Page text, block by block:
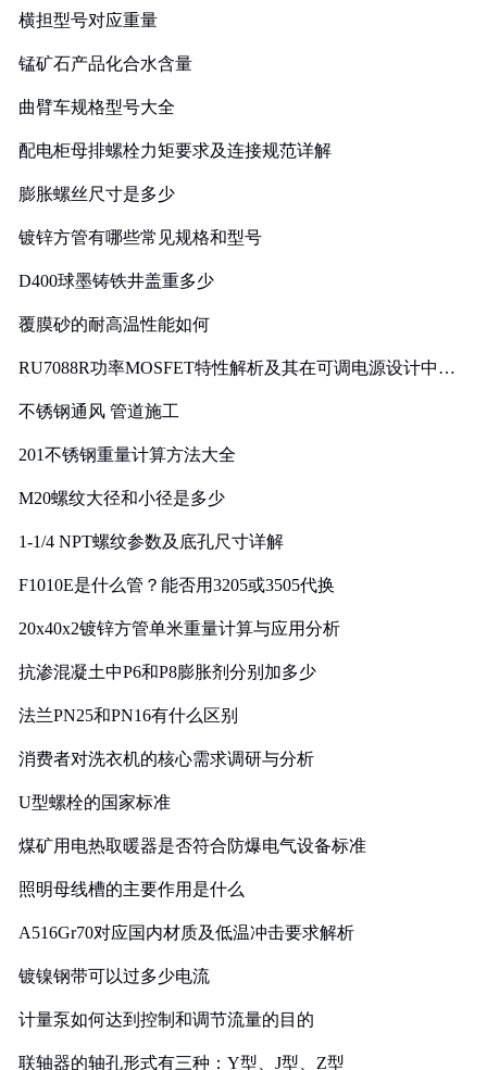
横担型号对应重量
锰矿石产品化合水含量
曲臂车规格型号大全
配电柜母排螺栓力矩要求及连接规范详解
膨胀螺丝尺寸是多少
镀锌方管有哪些常见规格和型号
D400球墨铸铁井盖重多少
覆膜砂的耐高温性能如何
RU7088R功率MOSFET特性解析及其在可调电源设计中的
不锈钢通风 管道施工
201不锈钢重量计算方法大全
M20螺纹大径和小径是多少
1-1/4 NPT螺纹参数及底孔尺寸详解
F1010E是什么管？能否用3205或3505代换
20x40x2镀锌方管单米重量计算与应用分析
抗渗混凝土中P6和P8膨胀剂分别加多少
法兰PN25和PN16有什么区别
消费者对洗衣机的核心需求调研与分析
U型螺栓的国家标准
煤矿用电热取暖器是否符合防爆电气设备标准
照明母线槽的主要作用是什么
A516Gr70对应国内材质及低温冲击要求解析
镀镍钢带可以过多少电流
计量泵如何达到控制和调节流量的目的
联轴器的轴孔形式有三种：Y型、J型、Z型